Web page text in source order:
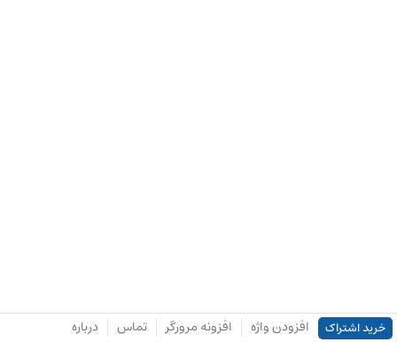
خرید اشتراک افزودن واژه افزونه مرورگر تماس درباره